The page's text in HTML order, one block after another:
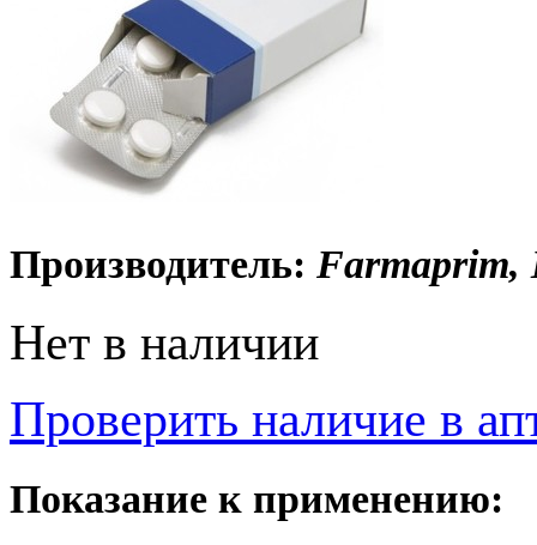
Производитель: Farmaprim,
Нет в наличии
Проверить наличие в
Показание к применению: